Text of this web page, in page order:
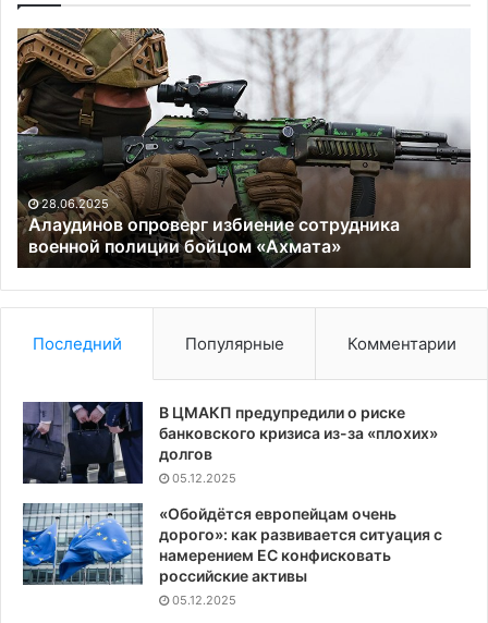
Алаудинов
опроверг
избиение
сотрудника
военной
полиции
бойцом
«Ахмата»
28.06.2025
Алаудинов опроверг избиение сотрудника
военной полиции бойцом «Ахмата»
бы
Последний Популярные Комментарии
В ЦМАКП предупредили о риске
банковского кризиса из-за «плохих»
долгов
05.12.2025
«Обойдётся европейцам очень
дорого»: как развивается ситуация с
намерением ЕС конфисковать
российские активы
05.12.2025